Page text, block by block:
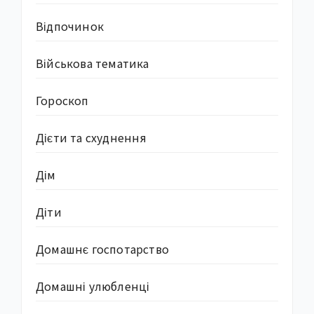
Відпочинок
Військова тематика
Гороскоп
Дієти та схуднення
Дім
Діти
Домашнє госпотарство
Домашні улюбленці